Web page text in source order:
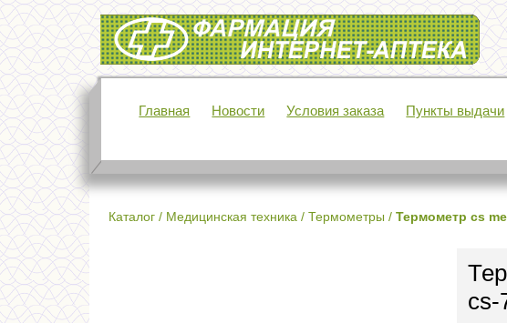
Интернет-аптека Фармация
Главная Новости Условия заказа Пункты выдачи
Каталог / Медицинская техника / Термометры / Термометр cs
cs-